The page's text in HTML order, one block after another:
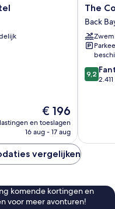
De
prijs
is
€ 196
en toeslagen
16 aug - 17 aug
The
Hotel
Back
Bay
Back
Bay
The
Back
9.2
van
9,2
vergelijken
komende kortingen en
voor meer avonturen!